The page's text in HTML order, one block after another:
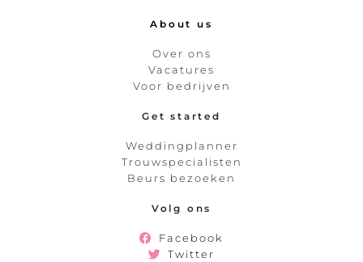
About us
Over ons
Vacatures
Voor bedrijven
Get started
Weddingplanner
Trouwspecialisten
Beurs bezoeken
Volg ons
Facebook
Twitter